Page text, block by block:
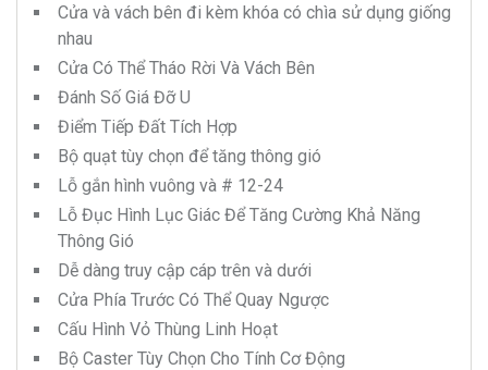
Cửa và vách bên đi kèm khóa có chìa sử dụng giống
nhau
Cửa Có Thể Tháo Rời Và Vách Bên
Đánh Số Giá Đỡ U
Điểm Tiếp Đất Tích Hợp
Bộ quạt tùy chọn để tăng thông gió
Lỗ gắn hình vuông và # 12-24
Lỗ Đục Hình Lục Giác Để Tăng Cường Khả Năng
Thông Gió
Dễ dàng truy cập cáp trên và dưới
Cửa Phía Trước Có Thể Quay Ngược
Cấu Hình Vỏ Thùng Linh Hoạt
Bộ Caster Tùy Chọn Cho Tính Cơ Động